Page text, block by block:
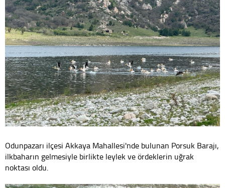
Odunpazarı ilçesi Akkaya Mahallesi'nde bulunan Porsuk Barajı,
ilkbaharın gelmesiyle birlikte leylek ve ördeklerin uğrak
noktası oldu.